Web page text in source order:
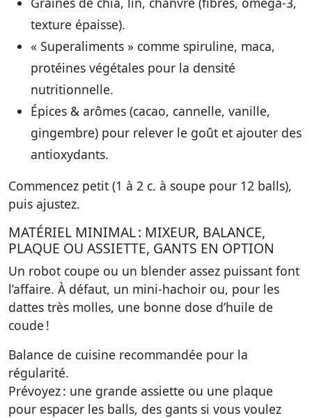
texture épaisse).
« Superaliments » comme spiruline, maca,
protéines végétales pour la densité
nutritionnelle.
Épices & arômes (cacao, cannelle, vanille,
gingembre) pour relever le goût et ajouter des
antioxydants.
Commencez petit (1 à 2 c. à soupe pour 12 balls),
puis ajustez.
MATÉRIEL MINIMAL : MIXEUR, BALANCE,
PLAQUE OU ASSIETTE, GANTS EN OPTION
Un robot coupe ou un blender assez puissant font
l’affaire. À défaut, un mini-hachoir ou, pour les
dattes très molles, une bonne dose d’huile de
coude !
Balance de cuisine recommandée pour la
régularité.
Prévoyez : une grande assiette ou une plaque
pour espacer les balls, des gants si vous voulez